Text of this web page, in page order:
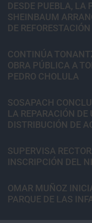
DESDE PUEBLA, LA
SHEINBAUM
DE REFORESTACIÓN
CONTINÚA
OBRA PÚBLICA A
PEDRO CHOLULA
SOSAPACH
LA REPARACIÓN DE
DISTRIBUCIÓN DE
SUPERVISA
INSCRIPCIÓN DEL
OMAR MUÑOZ
PARQUE DE LAS